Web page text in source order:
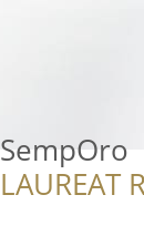
SempOro
LAUREAT